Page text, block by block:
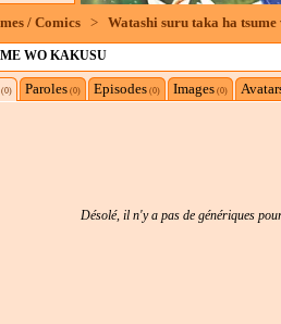
/ Comics > Watashi suru taka ha tsume
WO KAKUSU
(0) Paroles (0) Episodes (0) Images (0)
Désolé, il n'y a pas de génériques